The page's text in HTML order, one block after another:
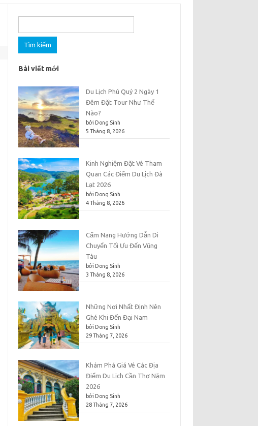
kiếm
cho:
Bài viết mới
Du Lịch Phú Quý 2 Ngày 1
Đêm Đặt Tour Như Thế
Nào?
bởi Dong Sinh
5 Tháng 8, 2026
Kinh Nghiệm Đặt Vé Tham
Quan Các Điểm Du Lịch Đà
Lạt 2026
bởi Dong Sinh
4 Tháng 8, 2026
Cẩm Nang Hướng Dẫn Di
Chuyển Tối Ưu Đến Vũng
Tàu
bởi Dong Sinh
3 Tháng 8, 2026
Những Nơi Nhất Định Nên
Ghé Khi Đến Đại Nam
bởi Dong Sinh
29 Tháng 7, 2026
Khám Phá Giá Vé Các Địa
Điểm Du Lịch Cần Thơ Năm
2026
bởi Dong Sinh
28 Tháng 7, 2026